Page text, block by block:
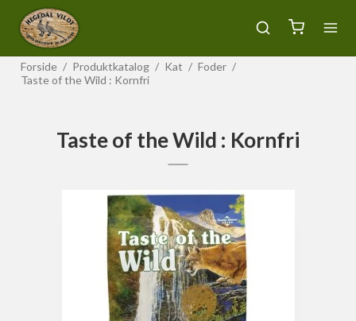
Forside / Produktkatalog / Kat / Foder /
Taste of the Wild : Kornfri
Taste of the Wild : Kornfri